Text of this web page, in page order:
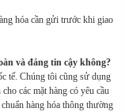
hóa cần gửi trước khi giao
và đáng tin cậy không?
tế. Chúng tôi cũng sử dụng
các mặt hàng có yêu cầu
hàng hóa thông thường